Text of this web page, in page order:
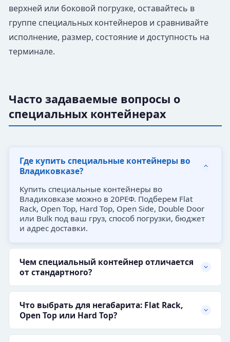
верхней или боковой погрузке, оставайтесь в
группе специальных контейнеров и сравнивайте
исполнение, размер, состояние и доступность на
терминале.
Часто задаваемые вопросы о
специальных контейнерах
Где купить специальные контейнеры во
Владиковказе?
Купить специальные контейнеры во
Владиковказе можно в 20РЕФ. Подберем Flat
Rack, Open Top, Hard Top, Open Side, Double Door
или Bulk под ваш груз, способ погрузки, бюджет
и адрес доставки.
Чем специальный контейнер отличается
от стандартного?
Что выбрать для негабарита: Flat Rack,
Open Top или Hard Top?